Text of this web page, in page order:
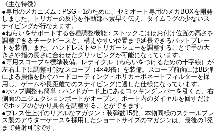
《主な特徴》
●専用のメカニズム：PSG－1のために、セミオート専用のメカBOXを開発
しました。トリガーの反応を作動部へ素早く伝え、タイムラグの少ないス
ナイピングが行なえます。
●ねらいをサポートする各種調整機能：ストックにはほお付け位置の高さを
調整できるチークピースと、構えやすい位置まで延長できるバットプレー
トを装備。また、ハンドレストやトリガーシューを調整することで手の大
きさや指の長さに合わせたグリッピングが可能になっています。
●専用スコープを標準装備。レティクル（ねらいをつけるための十字線）が
左右上下に調整可能なスコープ（4×40倍）を装備。スコープ前面にはBB弾
による損傷を防ぐハードコーティング・ポリカーボネートフィルターを採
用し、ゲームや長距離でのスナイピングに適した仕様になっています。
●ホップ調整も簡単：ハンドガード上にあるコッキングレバーを引くと、右
側面のエジェクションポートがオープン。ポート内のダイヤルを回すだけ
でホップのかかり具合を調整することができます。
●プレス仕上げのリアルなマガジン：装弾数15発、本物同様のスチールプレ
ス製のアウターケースを採用したショートサイズのマガジンは、最後の1発
まで発射可能です。